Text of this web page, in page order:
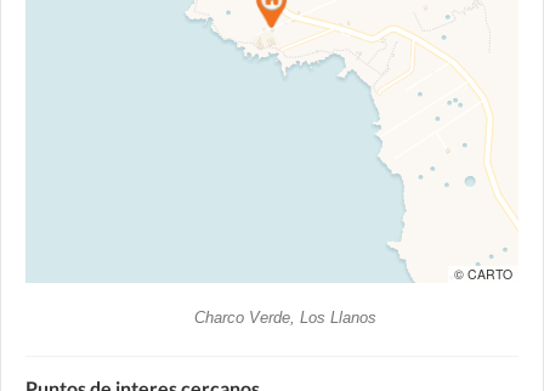
© CARTO
Charco Verde, Los Llanos